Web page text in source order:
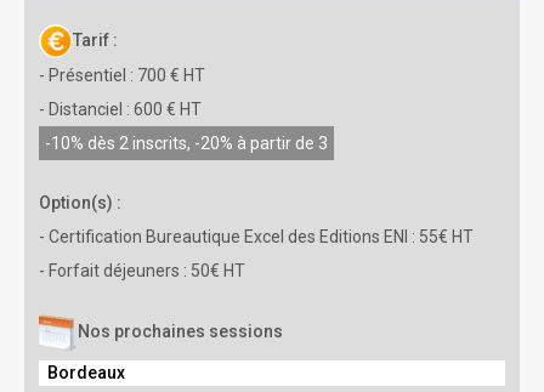
Tarif :
- Présentiel : 700 € HT
- Distanciel : 600 € HT
-10% dès 2 inscrits, -20% à partir de 3
Option(s) :
- Certification Bureautique Excel des Editions ENI : 55€ HT
- Forfait déjeuners : 50€ HT
Nos prochaines sessions
Bordeaux